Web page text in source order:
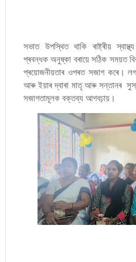
সভাত উপস্থিত থাকি ৰাষ্ট্ৰীয়
প্ৰবন্ধক অনুষ্কা বৰায়ে সঠিক সময়ত
প্ৰয়োজনীয়তাৰ ওপৰত সজাগ কৰে।
আৰু ইয়াৰ দ্বাৰা মাতৃ আৰু সন্তানৰ
সজাগতামূলক বক্তব্য আগবঢ়ায়।